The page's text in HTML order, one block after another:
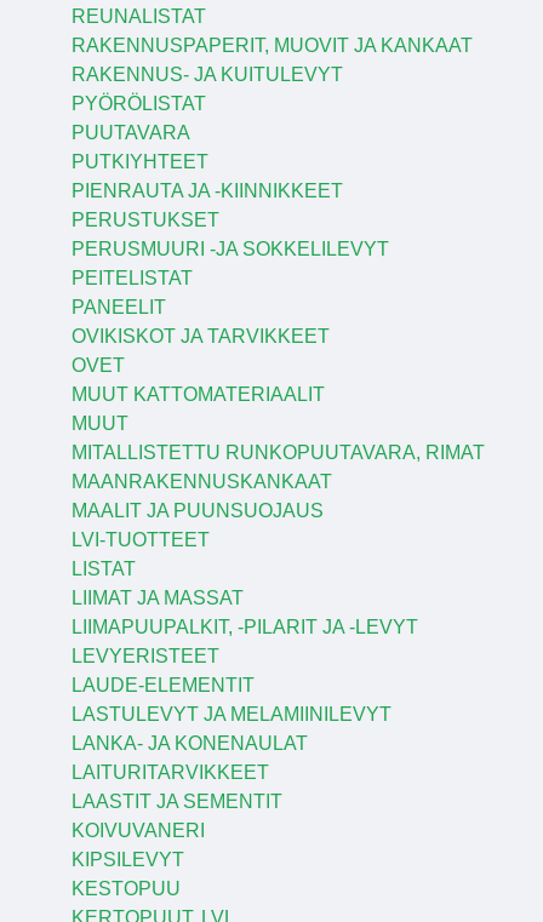
REUNALISTAT
RAKENNUSPAPERIT, MUOVIT JA KANKAAT
RAKENNUS- JA KUITULEVYT
PYÖRÖLISTAT
PUUTAVARA
PUTKIYHTEET
PIENRAUTA JA -KIINNIKKEET
PERUSTUKSET
PERUSMUURI -JA SOKKELILEVYT
PEITELISTAT
PANEELIT
OVIKISKOT JA TARVIKKEET
OVET
MUUT KATTOMATERIAALIT
MUUT
MITALLISTETTU RUNKOPUUTAVARA, RIMAT
MAANRAKENNUSKANKAAT
MAALIT JA PUUNSUOJAUS
LVI-TUOTTEET
LISTAT
LIIMAT JA MASSAT
LIIMAPUUPALKIT, -PILARIT JA -LEVYT
LEVYERISTEET
LAUDE-ELEMENTIT
LASTULEVYT JA MELAMIINILEVYT
LANKA- JA KONENAULAT
LAITURITARVIKKEET
LAASTIT JA SEMENTIT
KOIVUVANERI
KIPSILEVYT
KESTOPUU
KERTOPUUT, LVL